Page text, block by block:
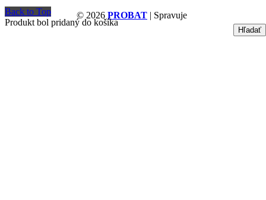
© 2026 PROBAT | Spravuje
Back to Top
Produkt bol pridaný do košíka